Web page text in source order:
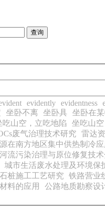
evidently evidentness
坐卧不离 坐卧具 坐卧在
吃山空，立吃地陷 坐吃山空
废气治理技术研究
雷达
在南方地区集中供热制冷
流污染治理与原位修复技
城市生活废水处理及环境保
桩施工工艺研究
铁路营业
料的应用
公路地质勘察设